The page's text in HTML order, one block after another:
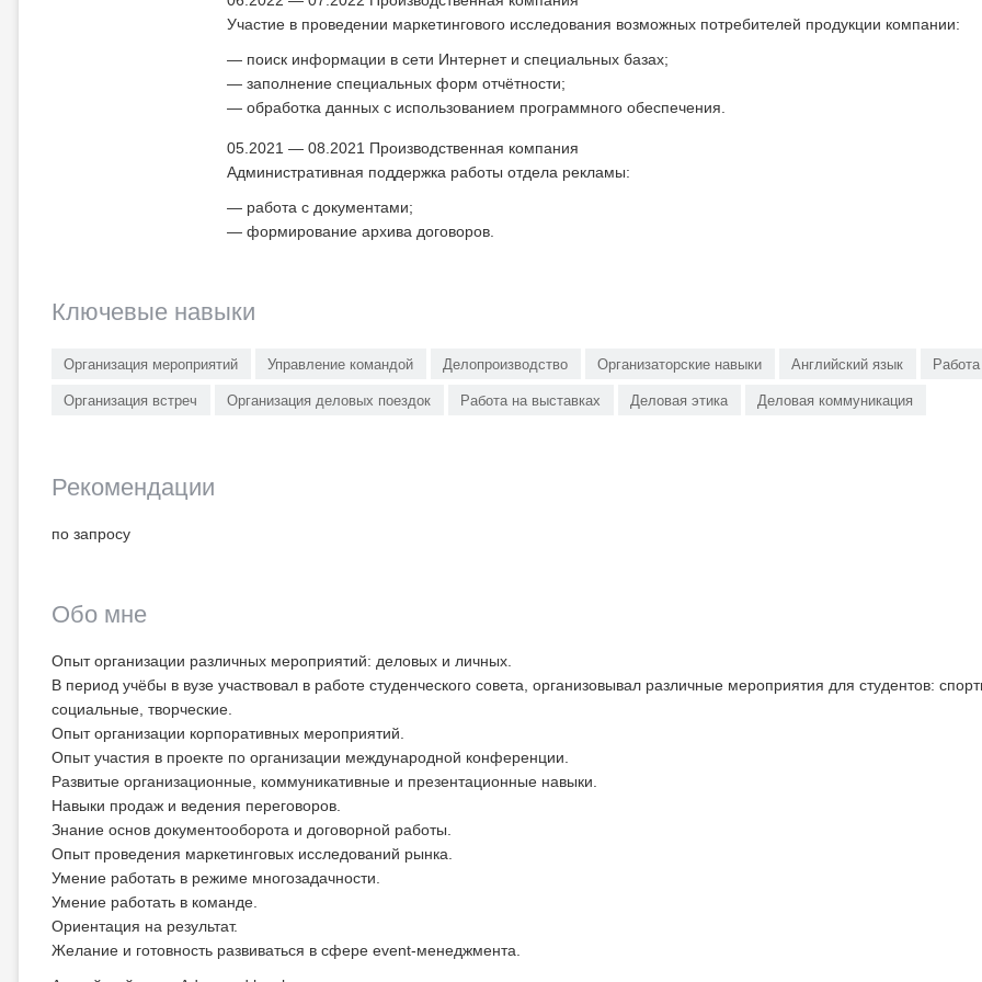
Участие в проведении маркетингового исследования возможных потребителей продукции компании:
поиск информации в сети Интернет и специальных базах;
заполнение специальных форм отчётности;
обработка данных с использованием программного обеспечения.
05.2021 — 08.2021 Производственная компания
Административная поддержка работы отдела рекламы:
работа с документами;
формирование архива договоров.
Ключевые навыки
Организация мероприятий Управление командой Делопроизводство Организаторские навыки Английский язык
Организация встреч Организация деловых поездок Работа на выставках Деловая этика Деловая коммуникация
Рекомендации
по запросу
Обо мне
Опыт организации различных мероприятий: деловых и личных.
В период учёбы в вузе участвовал в работе студенческого совета, организовывал различные мероприятия для студентов:
социальные, творческие.
Опыт организации корпоративных мероприятий.
Опыт участия в проекте по организации международной конференции.
Развитые организационные, коммуникативные и презентационные навыки.
Навыки продаж и ведения переговоров.
Знание основ документооборота и договорной работы.
Опыт проведения маркетинговых исследований рынка.
Умение работать в режиме многозадачности.
Умение работать в команде.
Ориентация на результат.
Желание и готовность развиваться в сфере event-менеджмента.